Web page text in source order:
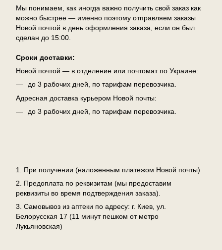
Мы понимаем, как иногда важно получить свой заказ как
можно быстрее — именно поэтому отправляем заказы
Новой почтой в день оформления заказа, если он был
сделан до 15:00.
Сроки доставки:
Новой почтой — в отделение или почтомат по Украине:
до 3 рабочих дней, по тарифам перевозчика.
Адресная доставка курьером Новой почты:
до 3 рабочих дней, по тарифам перевозчика.
1. При получении (наложенным платежом Новой почты)
2. Предоплата по реквизитам (мы предоставим
реквизиты во время подтверждения заказа).
3. Самовывоз из аптеки по адресу: г. Киев, ул.
Белорусская 17 (11 минут пешком от метро
Лукьяновская)